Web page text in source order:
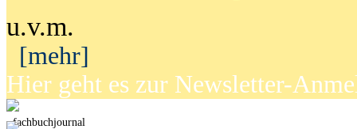
u.v.m.
[mehr]
Hier geht es zur Newsletter-
fachbuchjournal